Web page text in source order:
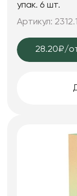
упак. 6 шт.
Артикул:
28.20₽/